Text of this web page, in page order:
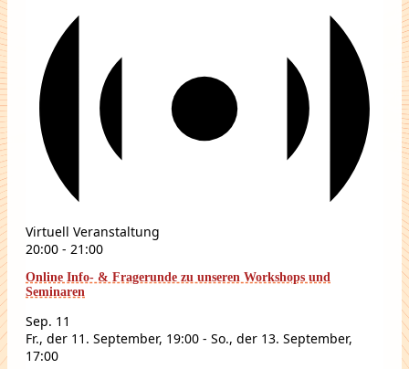
Virtuell Veranstaltung
20:00 - 21:00
Online Info- & Fragerunde zu unseren Workshops und
Seminaren
Sep. 11
Fr., der 11. September, 19:00 - So., der 13. September,
17:00